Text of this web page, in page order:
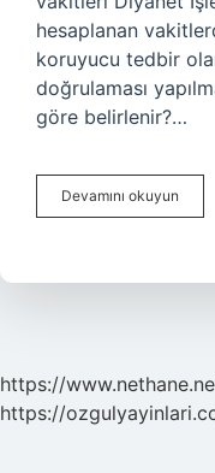
hesaplanan
koruyucu tedbir
doğrulaması
göre belirlenir?…
Devamını okuyun
https://
https://